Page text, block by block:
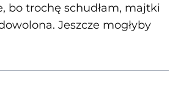
bo trochę schudłam, majtki
Jeszcze mogłyby